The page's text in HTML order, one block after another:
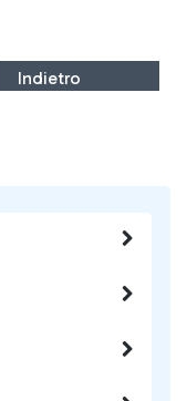
Indietro